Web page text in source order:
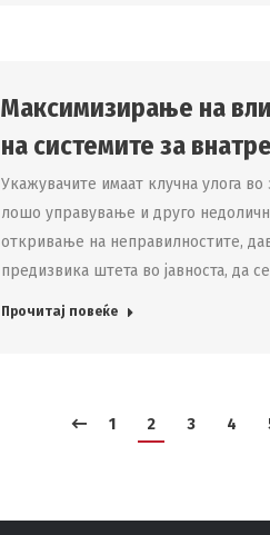
Максимизирање на
на системите за
Укажувачите имаат клучна улога
лошо управување и друго
откривање на неправилностите,
предизвика штета во јавноста, да
Прочитај повеќе
1 2 3 4